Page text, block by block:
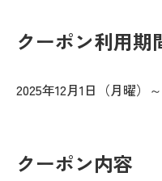
クーポン利用期
2025年12月1日（月曜）
クーポン内容